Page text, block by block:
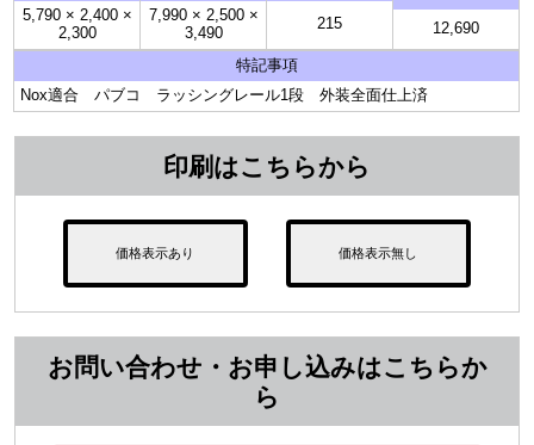
5,790 × 2,400 ×
2,300
7,990 × 2,500 ×
3,490
215 12,690
特記事項
Nox適合 パブコ ラッシングレール1段 外装全面仕上済
印刷はこちらから
価格表示あり 価格表示無し
お問い合わせ・お申し込みはこちらか
ら